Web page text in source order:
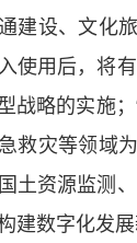
建设、文化
使用后，将
战略的实施
救灾等领域
土资源监测
建数字化发